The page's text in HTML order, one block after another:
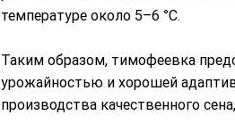
температуре около 5–6 °C.
Таким образом, тимофеевка
урожайностью и хорошей
производства качественного